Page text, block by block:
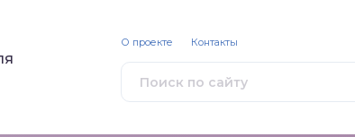
О проекте Контакты